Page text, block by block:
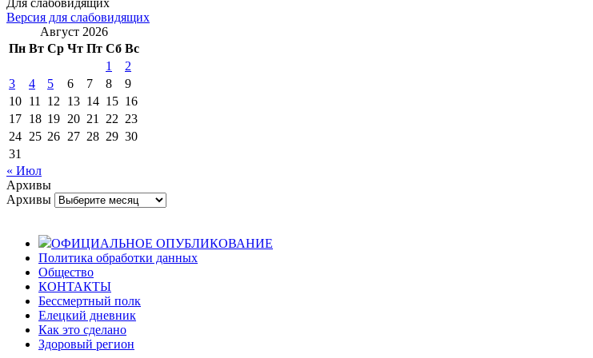
Версия для слабовидящих
Август 2026
Пн Вт Ср Чт Пт Сб Вс
1
2
3
4 5 6 7 8
9
10 11 12 13 14 15 16
17 18 19 20 21 22 23
24 25 26 27 28 29 30
31
« Июл
Архивы
Архивы
ОФИЦИАЛЬНОЕ ОПУБЛИКОВАНИЕ
Политика обработки данных
Общество
КОНТАКТЫ
Бессмертный полк
Елецкий дневник
Как это сделано
Здоровый регион